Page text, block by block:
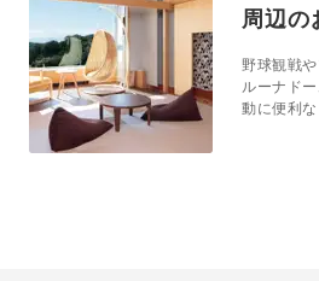
周辺の
野球観戦
ルーナド
動に便利